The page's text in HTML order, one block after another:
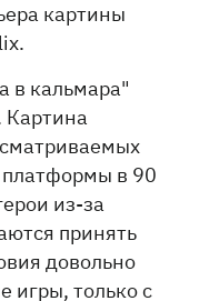
картины
в кальмара"
Картина
платформы в 90
из-за
принять
довольно
игры, только с